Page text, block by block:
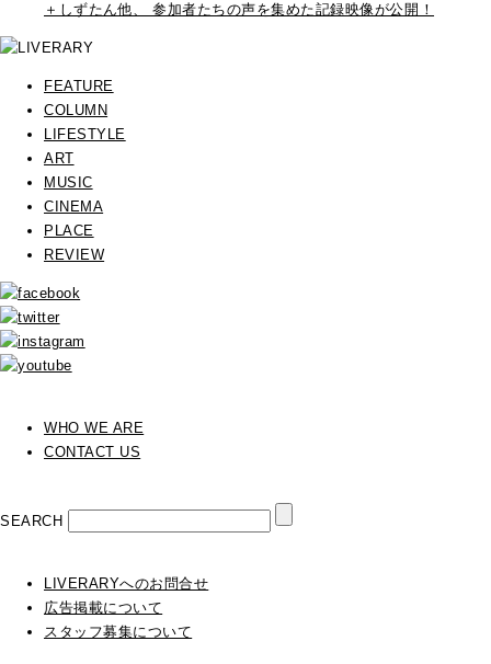
＋しずたん他、 参加者たちの声を集めた記録映像が公開！
FEATURE
COLUMN
LIFESTYLE
ART
MUSIC
CINEMA
PLACE
REVIEW
WHO WE ARE
CONTACT US
SEARCH
LIVERARYへのお問合せ
広告掲載について
スタッフ募集について